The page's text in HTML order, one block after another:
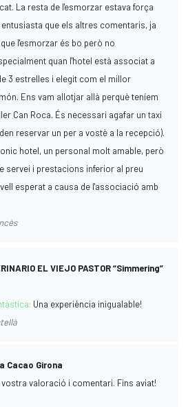
La resta de l'esmorzar estava força
que els altres comentaris, ja
l'esmorzar és bo però no
quan l'hotel està associat a
3 estrelles i elegit com el millor
Ens vam allotjar allà perquè teníem
Can Roca. És necessari agafar un taxi
reservar un per a vostè a la recepció).
hotel, un personal molt amable, però
servei i prestacions inferior al preu
esperat a causa de l'associació amb
EL VIEJO PASTOR “Simmering”
Una experiència inigualable!
Cacao Girona
valoració i comentari. Fins aviat!